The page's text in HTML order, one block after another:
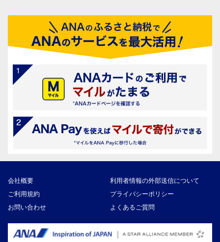
会社概要
利用者情報の外部送信について
ご利用規約
プライバシーポリシー
お問い合わせ
よくあるご質問